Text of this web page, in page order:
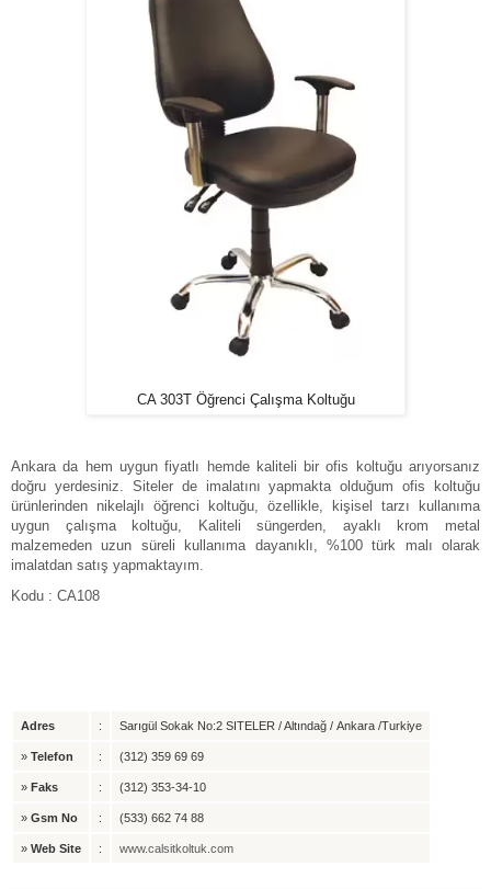
CA 303T Öğrenci Çalışma Koltuğu
Ankara da hem uygun fiyatlı hemde kaliteli bir ofis koltuğu arıyorsanız
doğru yerdesiniz. Siteler de imalatını yapmakta olduğum ofis koltuğu
ürünlerinden nikelajlı öğrenci koltuğu, özellikle, kişisel tarzı kullanıma
uygun çalışma koltuğu, Kaliteli süngerden, ayaklı krom metal
malzemeden uzun süreli kullanıma dayanıklı, %100 türk malı olarak
imalatdan satış yapmaktayım.
Kodu : CA108
Adres : Sarıgül Sokak No:2 SITELER / Altındağ / Ankara /Turkiye
» Telefon : (312) 359 69 69
» Faks : (312) 353-34-10
» Gsm No : (533) 662 74 88
» Web Site : www.calsitkoltuk.com